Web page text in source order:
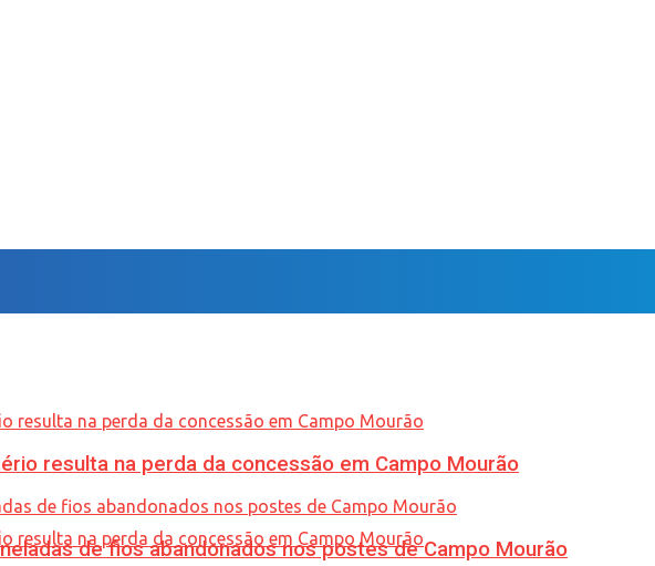
resulta na perda da concessão em Campo Mourão
de fios abandonados nos postes de Campo Mourão